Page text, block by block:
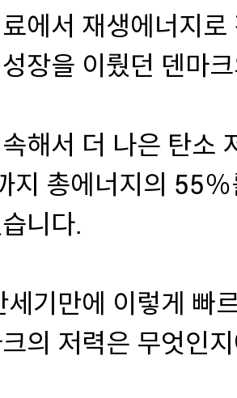
에서 재생에너지
장을 이뤘던 덴마
해서 더 나은 탄소
지 총에너지의 55
니다.
세기만에 이렇게 빠
의 저력은 무엇인